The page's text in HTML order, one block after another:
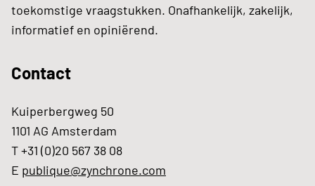
toekomstige vraagstukken. Onafhankelijk, zakelijk,
informatief en opiniërend.
Contact
Kuiperbergweg 50
1101 AG Amsterdam
T +31 (0)20 567 38 08
E publique@zynchrone.com